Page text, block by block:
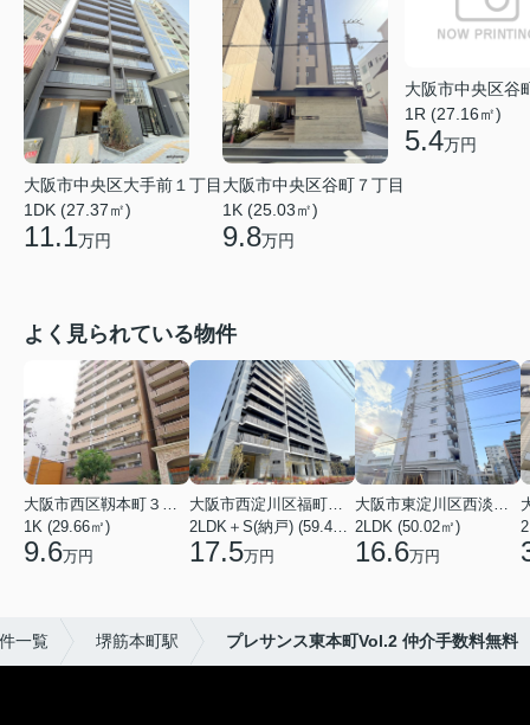
大阪市中央区大手前１丁目
1DK (27.37㎡)
11.1万円
大阪市中央区谷町７丁目
1K (25.03㎡)
9.8万円
大阪市中央区谷
1R (27.16㎡)
5.4万円
よく見られている物件
大阪市西区靱本町３丁目
1K (29.66㎡)
9.6万円
大阪市西淀川区福町２丁目
2LDK＋S(納戸) (59.48㎡)
17.5万円
大阪市東淀川区西淡路１丁目
2LDK (50.02㎡)
16.6万円
一覧 堺筋本町駅 プレサンス東本町Vol.2 仲介手数料無料